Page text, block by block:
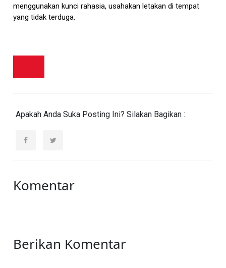
menggunakan kunci rahasia, usahakan letakan di tempat
yang tidak terduga.
Apakah Anda Suka Posting Ini? Silakan Bagikan :
Komentar
Berikan Komentar